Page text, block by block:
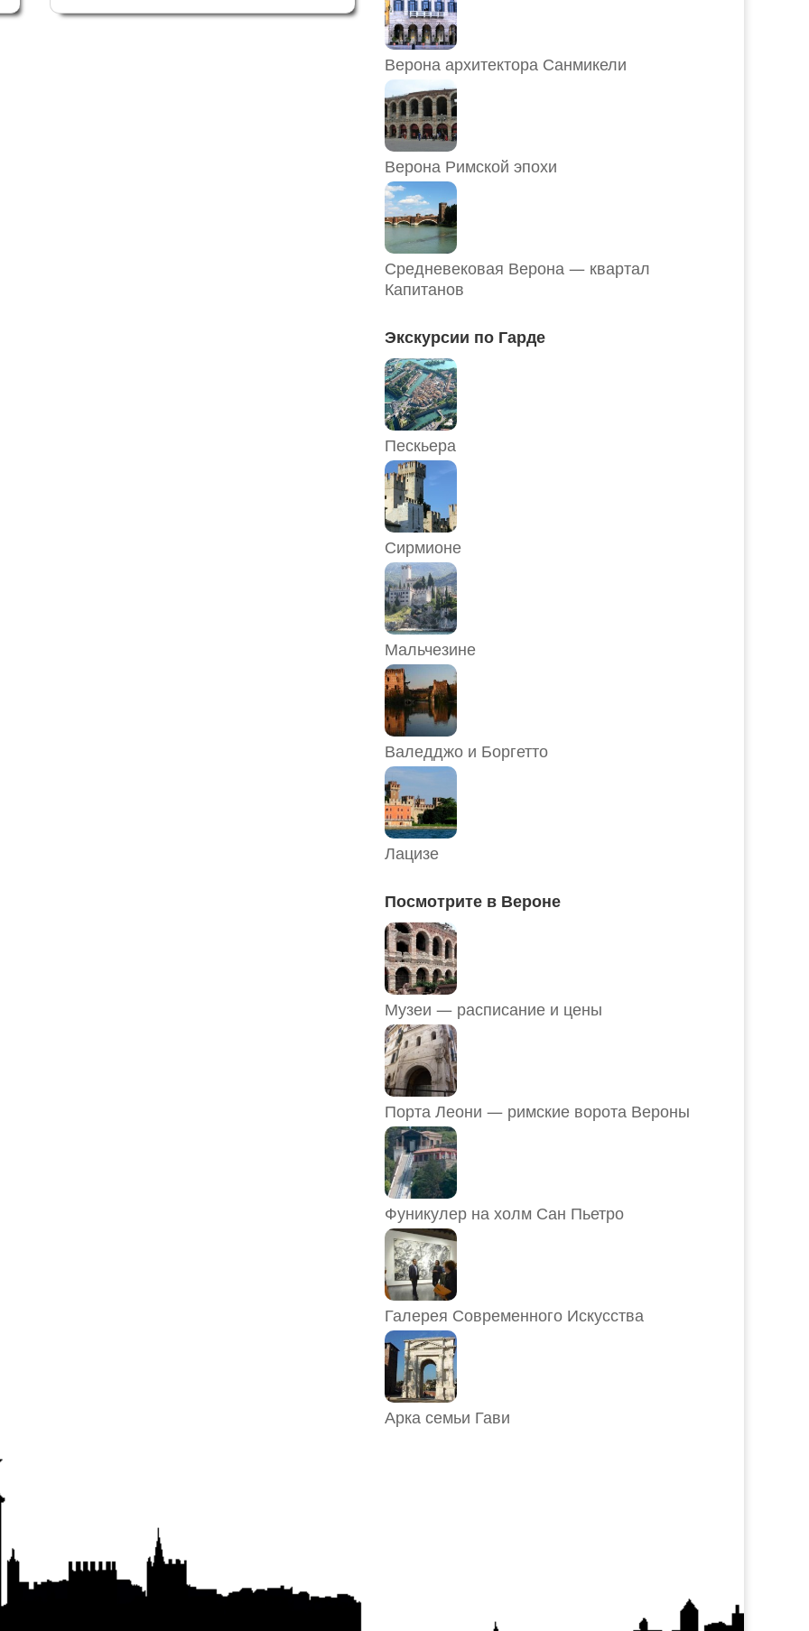
политический союз для Медичи, правящей
Верона архитектора Санмикели
Верона Римской эпохи
Средневековая Верона — квартал
Капитанов
Экскурсии по Гарде
Пескьера
Сирмионе
Мальчезине
Валедджо и Боргетто
Лацизе
Посмотрите в Вероне
Музеи — расписание и цены
Порта Леони — римские ворота Вероны
Фуникулер на холм Сан Пьетро
Галерея Современного Искусства
Арка семьи Гави